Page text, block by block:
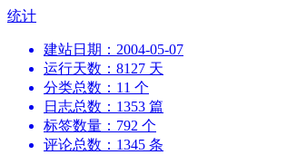
跳
统计
建站日期：2004-05-07
运行天数：8127 天
分类总数：11 个
日志总数：1353 篇
标签数量：792 个
评论总数：1345 条